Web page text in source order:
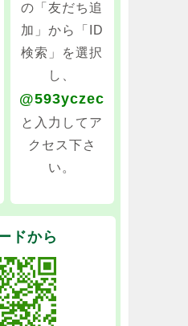
の「友だち追
加」から「ID
検索」を選択
し、
@593yczec
と入力してア
クセス下さ
い。
ドから